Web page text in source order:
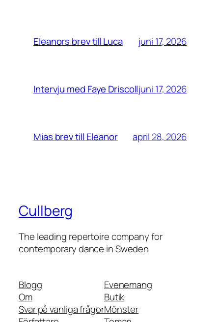
Eleanors brev till Luca juni 17, 2026
Intervju med Faye Driscolljuni 17, 2026
Mias brev till Eleanor april 28, 2026
Cullberg
The leading repertoire company for
contemporary dance in Sweden
Blogg
Om
Svar på vanliga frågor
Evenemang
Butik
Mönster